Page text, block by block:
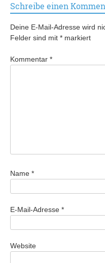
Schreibe einen
Deine E-Mail-Adresse wird
Felder sind mit * markiert
Kommentar *
Name *
E-Mail-Adresse *
Website